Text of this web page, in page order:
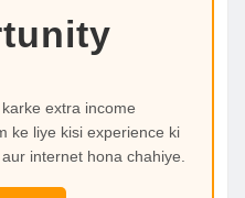
extra income
ke liye kisi experience ki
internet hona chahiye.